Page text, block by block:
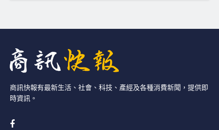
商訊快報有最新生活、社會、科技、產經及各種消費新聞，提供即
時資訊。